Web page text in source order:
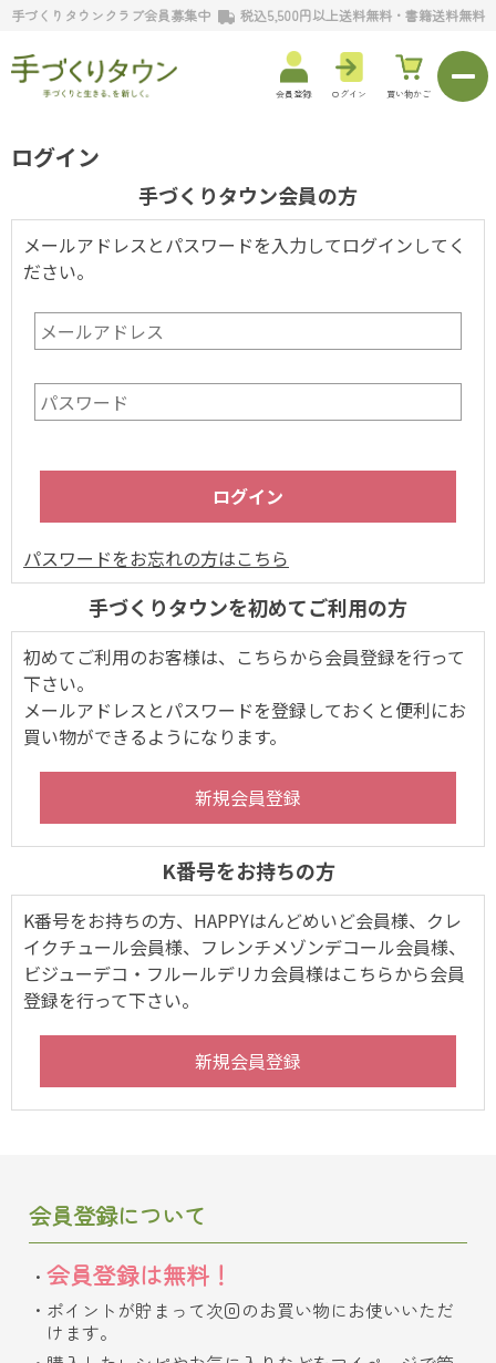
手づくりタウンクラブ会員募集中 税込5,500円以上送料無料・書籍送料無料
会員登録 ログイン 買い物かご
ログイン
手づくりタウン会員の方
メールアドレスとパスワードを入力してログインしてく
ださい。
パスワードをお忘れの方はこちら
手づくりタウンを初めてご利用の方
初めてご利用のお客様は、こちらから会員登録を行って
下さい。
メールアドレスとパスワードを登録しておくと便利にお
買い物ができるようになります。
K番号をお持ちの方
K番号をお持ちの方、HAPPYはんどめいど会員様、クレ
イクチュール会員様、フレンチメゾンデコール会員様、
ビジューデコ・フルールデリカ会員様はこちらから会員
登録を行って下さい。
会員登録について
会員登録は無料！
ポイントが貯まって次回のお買い物にお使いいただ
けます。